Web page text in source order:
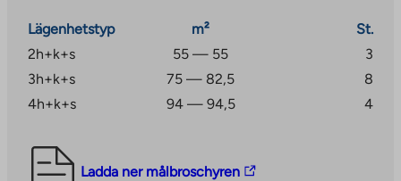
Lägenhetstyp m²
St.
2h+k+s
55 — 55
3
3h+k+s
75 — 82,5
8
4h+k+s
94 — 94,5 4
Ladda ner målbroschyren
The